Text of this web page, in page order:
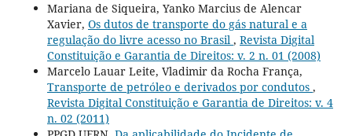
Mariana de Siqueira, Yanko Marcius de Alencar
Xavier, Os dutos de transporte do gás natural e a
regulação do livre acesso no Brasil , Revista Digital
Constituição e Garantia de Direitos: v. 2 n. 01 (2008)
Marcelo Lauar Leite, Vladimir da Rocha França,
Transporte de petróleo e derivados por condutos ,
Revista Digital Constituição e Garantia de Direitos: v. 4
n. 02 (2011)